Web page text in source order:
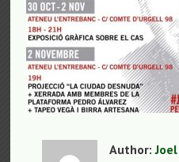
Author: